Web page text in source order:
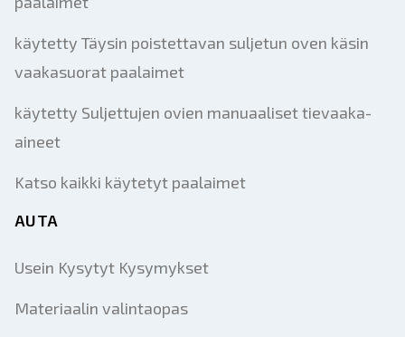
käytetty Täysin poistettavan suljetun oven käsin
vaakasuorat paalaimet
käytetty Suljettujen ovien manuaaliset tievaaka-
aineet
Katso kaikki käytetyt paalaimet
AUTA
Usein Kysytyt Kysymykset
Materiaalin valintaopas